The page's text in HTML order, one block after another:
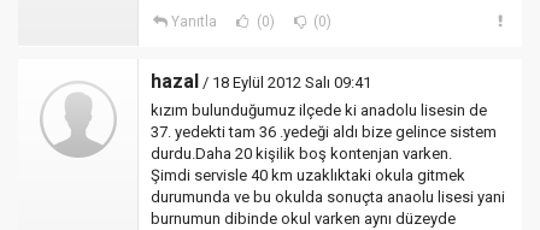
Yanıtla (0) (0)
hazal / 18 Eylül 2012 Salı 09:41
kızım bulunduğumuz ilçede ki anadolu lisesin de
37. yedekti tam 36 .yedeği aldı bize gelince sistem
durdu.Daha 20 kişilik boş kontenjan varken.
Şimdi servisle 40 km uzaklıktaki okula gitmek
durumunda ve bu okulda sonuçta anaolu lisesi yani
burnumun dibinde okul varken aynı düzeyde